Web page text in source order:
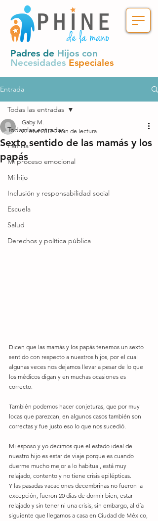
Padres de Hijos con
Necesidades Especiales
Entrada
Todas las entradas
Familia
Mi proceso emocional
Mi hijo
Inclusión y responsabilidad social
Escuela
Salud
Derechos y política pública
Todas las entradas
Sexto sentido de las mamás y los
papás
Gaby M.
27 ene 2017 2 min de lectura
Dicen que las mamás y los papás tenemos un sexto
sentido con respecto a nuestros hijos, por el cual
algunas veces nos dejamos llevar a pesar de lo que
los médicos digan y en muchas ocasiones es
correcto.
También podemos hacer conjeturas, que por muy
locas que parezcan, en algunos casos también son
correctas y fue justo eso lo que nos sucedió.
Mi esposo y yo decimos que el estado ideal de
nuestro hijo es estar de viaje porque es cuando
duerme mucho mejor a lo habitual, está muy
relajado, contento y no tiene crisis epilépticas.
Y las pasadas vacaciones decembrinas no fueron la
excepción, fueron 20 días de dormir bien, estar
relajado y sin tener ni una crisis, sin embargo, al día
siguiente que llegamos a casa en Ciudad de México,